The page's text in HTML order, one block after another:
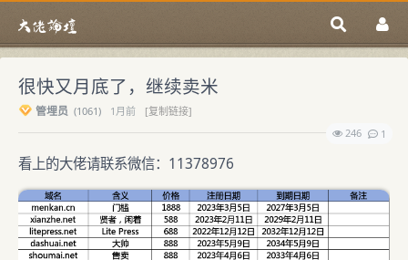
很快又月底了，继续卖米
管埋员 (1061) 1月前
[复制链接]
246
1
看上的大佬请联系微信：11378976